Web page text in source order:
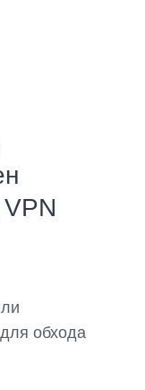
обхода